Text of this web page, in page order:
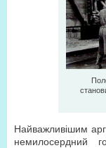
Найважливішим
немилосердний